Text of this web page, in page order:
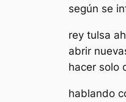
según se
rey tulsa
abrir
hacer solo
hablando